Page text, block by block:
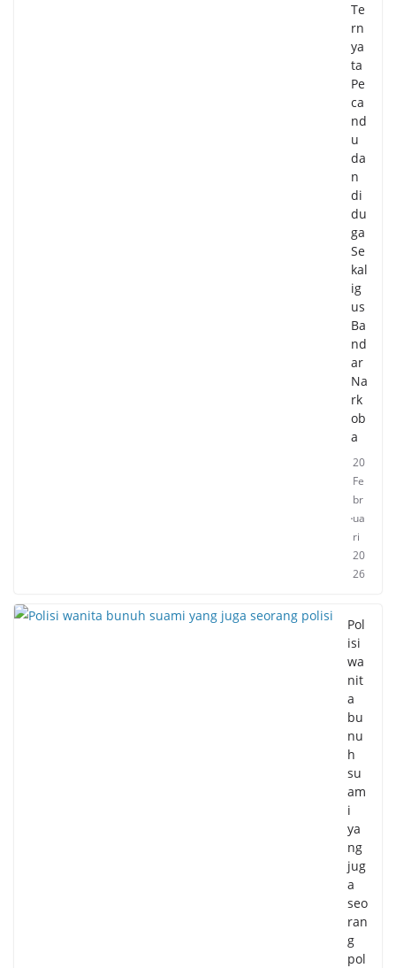
Te
rn
ya
ta
Pe
ca
nd
u
da
n
di
du
ga
Se
kal
ig
us
Ba
nd
ar
Na
rk
ob
a
20
Fe
br
ua
ri
20
26
Pol
isi
wa
nit
a
bu
nu
h
su
am
i
ya
ng
jug
a
seo
ran
g
pol